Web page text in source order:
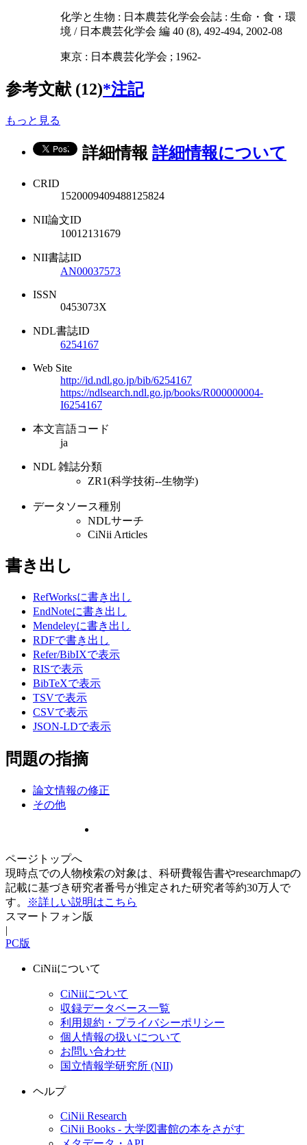
化学と生物 : 日本農芸化学会会誌 : 生命・食・環
境 / 日本農芸化学会 編 40 (8), 492-494, 2002-08
東京 : 日本農芸化学会 ; 1962-
参考文献 (12)*注記
もっと見る
詳細情報 詳細情報について
CRID
1520009409488125824
NII論文ID
10012131679
NII書誌ID
AN00037573
ISSN
0453073X
NDL書誌ID
6254167
Web Site
http://id.ndl.go.jp/bib/6254167
https://ndlsearch.ndl.go.jp/books/R000000004-
I6254167
本文言語コード
ja
NDL 雑誌分類
ZR1(科学技術--生物学)
データソース種別
NDLサーチ
CiNii Articles
書き出し
RefWorksに書き出し
EndNoteに書き出し
Mendeleyに書き出し
RDFで書き出し
Refer/BibIXで表示
RISで表示
BibTeXで表示
TSVで表示
CSVで表示
JSON-LDで表示
問題の指摘
論文情報の修正
その他
ページトップへ
現時点での人物検索の対象は、科研費報告書やresearchmapの
記載に基づき研究者番号が推定された研究者等約30万人で
す。
※詳しい説明はこちら
スマートフォン版
|
PC版
CiNiiについて
CiNiiについて
収録データベース一覧
利用規約・プライバシーポリシー
個人情報の扱いについて
お問い合わせ
国立情報学研究所 (NII)
ヘルプ
CiNii Research
CiNii Books - 大学図書館の本をさがす